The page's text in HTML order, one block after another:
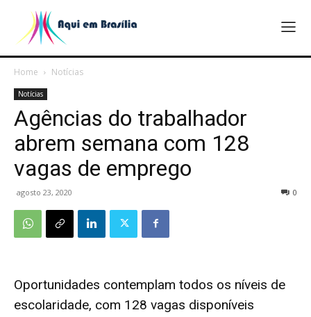
Home Notícias
Notícias
Agências do trabalhador
abrem semana com 128
vagas de emprego
agosto 23, 2020 0
Oportunidades contemplam todos os níveis de
escolaridade, com 128 vagas disponíveis